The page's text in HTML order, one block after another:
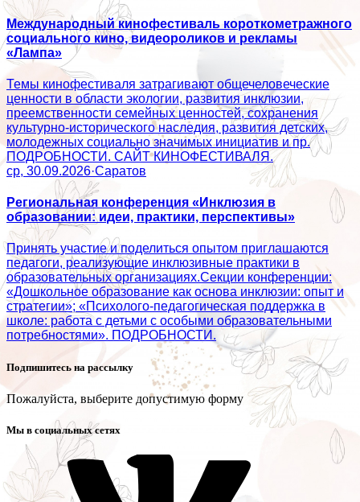
Международный кинофестиваль короткометражного
социального кино, видеороликов и рекламы
«Лампа»
Темы кинофестиваля затрагивают общечеловеческие
ценности в области экологии, развития инклюзии,
преемственности семейных ценностей, сохранения
культурно-исторического наследия, развития детских,
молодежных социально значимых инициатив и пр.
ПОДРОБНОСТИ. САЙТ КИНОФЕСТИВАЛЯ.
ср, 30.09.2026·Саратов
Региональная конференция «Инклюзия в
образовании: идеи, практики, перспективы»
Принять участие и поделиться опытом приглашаются
педагоги, реализующие инклюзивные практики в
образовательных организациях.Секции конференции:
«Дошкольное образование как основа инклюзии: опыт и
стратегии»; «Психолого‑педагогическая поддержка в
школе: работа с детьми с особыми образовательными
потребностями». ПОДРОБНОСТИ.
Подпишитесь на рассылку
Пожалуйста, выберите допустимую форму
Мы в социальных сетях